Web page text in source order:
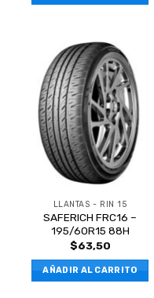
LLANTAS - RIN 15
SAFERICH FRC16 –
195/60R15 88H
$63,50
AÑADIR AL CARRITO